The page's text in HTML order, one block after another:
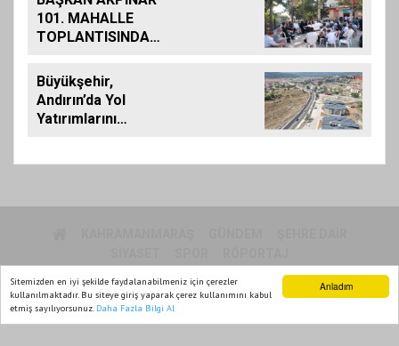
Anladım
Sitemizden en iyi şekilde faydalanabilmeniz için çerezler
kullanılmaktadır. Bu siteye giriş yaparak çerez kullanımını kabul
etmiş sayılıyorsunuz. Daha Fazla Bilgi Al
101. MAHALLE
TOPLANTISINDA
MAHALLESİ
SAKİNLERİYLE
BULUŞTU
Büyükşehir,
Andırın’da Yol
Yatırımlarını
MARPOL TV 2015
Yazılım |
Ana Sayfa Web TV